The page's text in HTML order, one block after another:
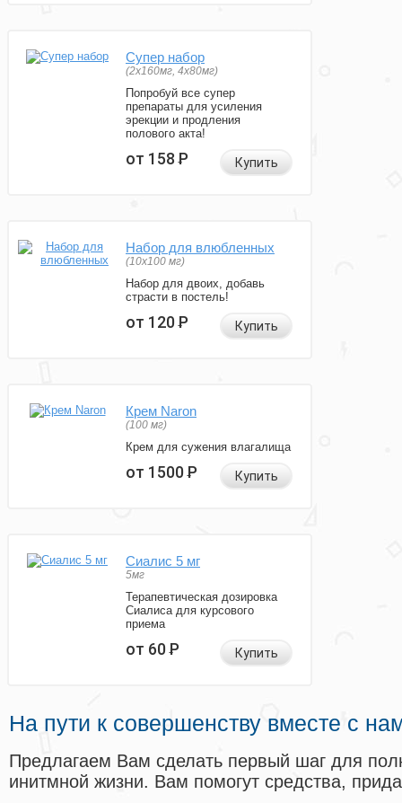
Супер набор
(2х160мг, 4х80мг)
Попробуй все супер
препараты для усиления
эрекции и продления
полового акта!
от 158Р Купить
Набор для влюбленных
(10х100 мг)
Набор для двоих, добавь
страсти в постель!
от 120Р Купить
Крем Naron
(100 мг)
Крем для сужения влагалища
от 1500Р Купить
Сиалис 5 мг
5мг
Терапевтическая дозировка
Сиалиса для курсового
приема
от 60Р Купить
На пути к совершенству вместе с
Предлагаем Вам сделать первый шаг для
инитмной жизни. Вам помогут средства,